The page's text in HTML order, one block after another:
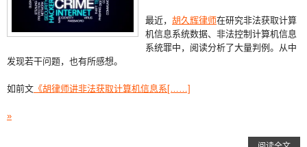
最近， 胡久辉律师在研究非法获取计算
机信息系统数据、非法控制计算机信息
系统罪中，阅读分析了大量判例。从中
发现若干问题，也有所感想。
如前文 《胡律师讲非法获取计算机信息系[……]
»